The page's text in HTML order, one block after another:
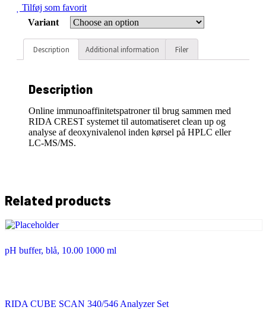
Tilføj som favorit
Variant
Description Additional information Filer
Description
Online immunoaffinitetspatroner til brug sammen med
RIDA CREST systemet til automatiseret clean up og
analyse af deoxynivalenol inden kørsel på HPLC eller
LC-MS/MS.
Related products
pH buffer, blå, 10.00 1000 ml
RIDA CUBE SCAN 340/546 Analyzer Set